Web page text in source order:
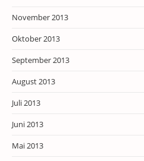
November 2013
Oktober 2013
September 2013
August 2013
Juli 2013
Juni 2013
Mai 2013